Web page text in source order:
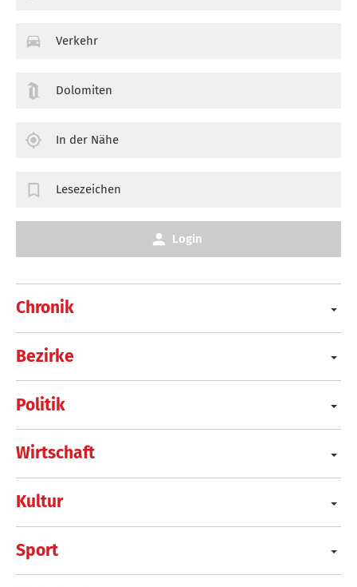
Chronik
Bezirke
Politik
Wirtschaft
Kultur
Sport
Verkehr
Dolomiten
In der Nähe
Lesezeichen
Login